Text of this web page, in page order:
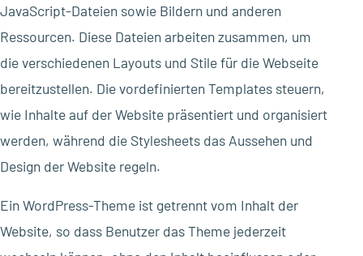
JavaScript-Dateien sowie Bildern und anderen
Ressourcen. Diese Dateien arbeiten zusammen, um
die verschiedenen Layouts und Stile für die Webseite
bereitzustellen. Die vordefinierten Templates steuern,
wie Inhalte auf der Website präsentiert und organisiert
werden, während die Stylesheets das Aussehen und
Design der Website regeln.
Ein WordPress-Theme ist getrennt vom Inhalt der
Website, so dass Benutzer das Theme jederzeit